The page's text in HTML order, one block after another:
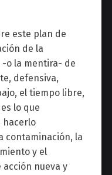
este plan de
de la
-o la mentira- de
defensiva,
el tiempo libre,
lo que
hacerlo
contaminación, la
y el
nueva y